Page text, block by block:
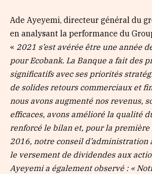
Ade Ayeyemi, directeur général du
en analysant la performance du
« 2021 s’est avérée être une année
pour Ecobank. La Banque a fait des
significatifs avec ses priorités
de solides retours commerciaux et
nous avons augmenté nos revenus,
efficaces, avons amélioré la qualité
renforcé le bilan et, pour la première
2016, notre conseil d’administration
le versement de dividendes aux
Ayeyemi a également observé : «